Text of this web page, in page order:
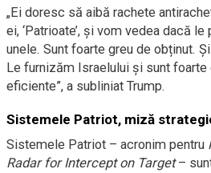
„Ei doresc să aibă rachete
ei, ‘Patrioate’, și vom vedea dacă
unele. Sunt foarte greu de obținut.
Le furnizăm Israelului și sunt foarte
eficiente”, a subliniat Trump.
Sistemele Patriot, miză
Sistemele Patriot – acronim pentru
Radar for Intercept on Target–